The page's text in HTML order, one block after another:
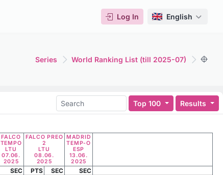
Log In English
Series World Ranking List (till 2025-07)
Top 100 Results
FALCO
TEMPO
LTU
07.06.
2025
FALCO PREO
2
LTU
08.06.
2025
MADRID
TEMP-O
ESP
13.06.
2025
SEC PTS SEC
SEC